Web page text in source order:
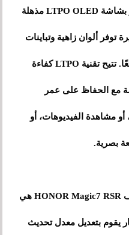
The HONOR Magic7 RSR يتميز بشاشة LTPO OLED مذهلة
توفر ألوان زاهية وتباينات
حادة، مما يجعل أي محتوى يبدو رائعًا. تتيح تقنية LTPO كفاءة
مع الحفاظ على عمر
أو مشاهدة الفيديوهات، أو
بصرية.
واحدة من الميزات البارزة في هاتف HONOR Magic7 RSR هي
يقوم بتعديل معدل تحديث